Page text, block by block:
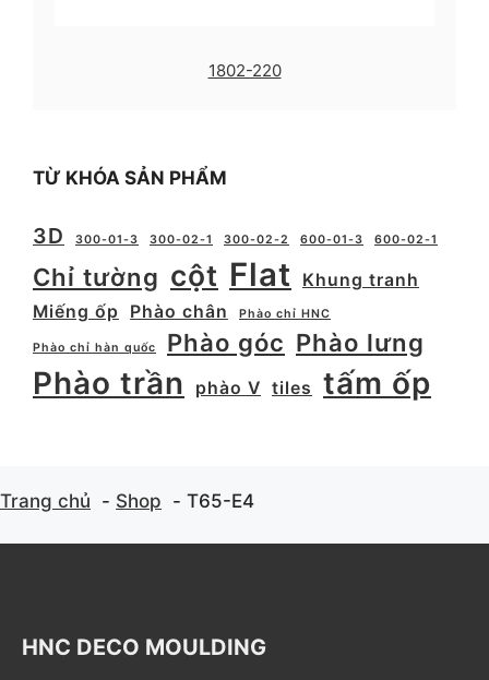
1802-220
TỪ KHÓA SẢN PHẨM
3D 300-01-3 300-02-1 300-02-2 600-01-3 600-02-1
Chỉ tường cột Flat
Khung tranh
Miếng ốp
Phào chân Phào chỉ HNC
Phào chỉ hàn quốc Phào góc Phào lưng
Phào trần phào V tiles tấm ốp
Trang chủ Shop T65-E4
HNC DECO MOULDING